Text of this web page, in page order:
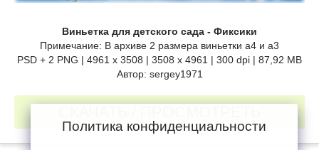
Виньетка для детского сада - Фиксики
Примечание: В архиве 2 размера виньетки а4 и а3
PSD + 2 PNG | 4961 x 3508 | 3508 x 4961 | 300 dpi | 87,92 MB
Автор: sergey1971
Политика конфиденциальности